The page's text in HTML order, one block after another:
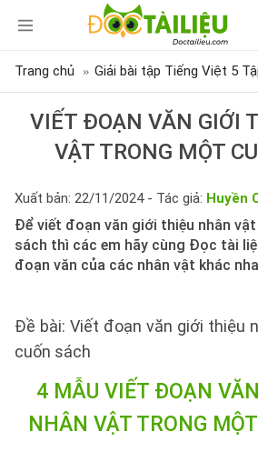
Trang chủ Giải bài tập Tiếng Việt 5
VIẾT ĐOẠN VĂN GIỚI
VẬT TRONG MỘT
Xuất bản: 22/11/2024 - Tác giả: Huyền
Để viết đoạn văn giới thiệu nhân
sách thì các em hãy cùng Đọc tài
đoạn văn của các nhân vật khác
Đề bài: Viết đoạn văn giới thiệu
cuốn sách
4 MẪU VIẾT ĐOẠN
NHÂN VẬT TRONG